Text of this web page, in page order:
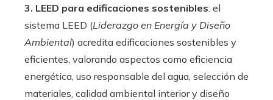
3. LEED para edificaciones sostenibles: el
sistema LEED (Liderazgo en Energía y Diseño
Ambiental) acredita edificaciones sostenibles y
eficientes, valorando aspectos como eficiencia
energética, uso responsable del agua, selección de
materiales, calidad ambiental interior y diseño